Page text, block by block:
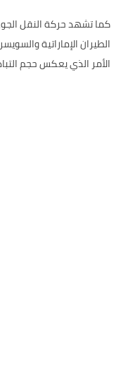
كما تشهد حركة النقل
الطيران الإماراتية
الأمر الذي يعكس حجم